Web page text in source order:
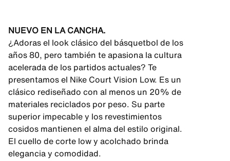
NUEVO EN LA CANCHA.
¿Adoras el look clásico del básquetbol de los
años 80, pero también te apasiona la cultura
acelerada de los partidos actuales? Te
presentamos el Nike Court Vision Low. Es un
clásico rediseñado con al menos un 20% de
materiales reciclados por peso. Su parte
superior impecable y los revestimientos
cosidos mantienen el alma del estilo original.
El cuello de corte low y acolchado brinda
elegancia y comodidad.